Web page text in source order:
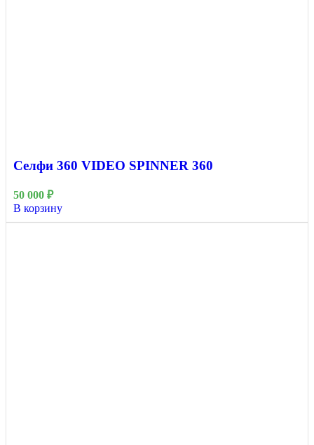
Селфи 360 VIDEO SPINNER 360
50 000 ₽
В корзину